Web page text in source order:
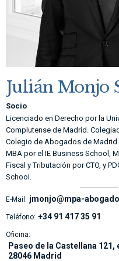
Julián Monjo
Socio
Licenciado en Derecho por la
Complutense de Madrid.
Colegio de Abogados de Madrid
MBA por el IE Business School,
Fiscal y Tributación por CTO, y
School.
E-Mail: jmonjo@mpa-
Teléfono: +34 91 417 35 91
Oficina:
Paseo de la Castellana 121,
28046 Madrid